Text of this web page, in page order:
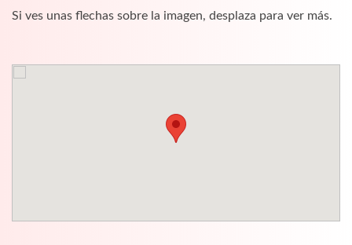
Si ves unas flechas sobre la imagen, desplaza para ver más.